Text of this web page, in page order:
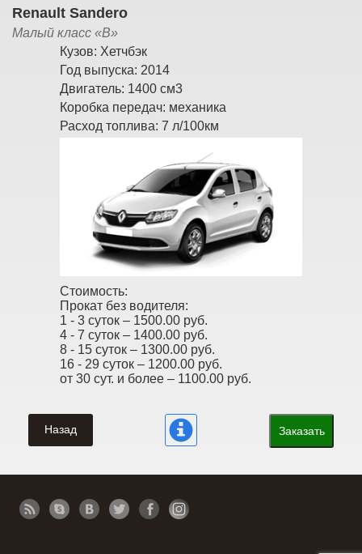
Renault Sandero
Малый класс «B»
Кузов: Хетчбэк
Год выпуска: 2014
Двигатель: 1400 см3
Коробка передач: механика
Расход топлива: 7 л/100км
Стоимость:
Прокат без водителя:
1 - 3 суток – 1500.00 руб.
4 - 7 суток – 1400.00 руб.
8 - 15 суток – 1300.00 руб.
16 - 29 суток – 1200.00 руб.
от 30 сут. и более – 1100.00 руб.
Назад Заказать